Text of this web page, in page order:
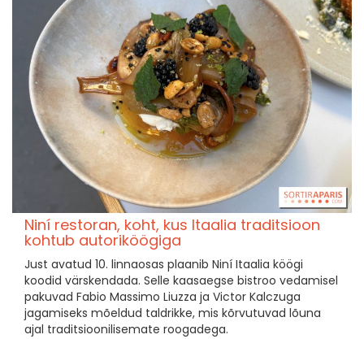
Niní restoran, koht, kus Itaalia traditsioon
kohtub autoriköögiga
Just avatud 10. linnaosas plaanib Niní Itaalia köögi
koodid värskendada. Selle kaasaegse bistroo vedamisel
pakuvad Fabio Massimo Liuzza ja Victor Kalczuga
jagamiseks mõeldud taldrikke, mis kõrvutuvad lõuna
ajal traditsioonilisemate roogadega.